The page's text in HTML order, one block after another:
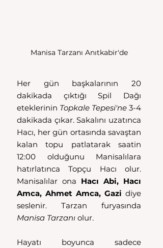
Manisa Tarzanı Anıtkabir'de
Her gün başkalarının 20
dakikada çıktığı Spil Dağı
eteklerinin Topkale Tepesi'ne 3-4
dakikada çıkar. Sakalını uzatınca
Hacı, her gün ortasında savaştan
kalan topu patlatarak saatin
12:00 olduğunu Manisalılara
hatırlatınca Topçu Hacı olur.
Manisalılar ona Hacı Abi, Hacı
Amca, Ahmet Amca, Gazi diye
seslenir. Tarzan furyasında
Manisa Tarzanı olur.
Hayatı boyunca sadece